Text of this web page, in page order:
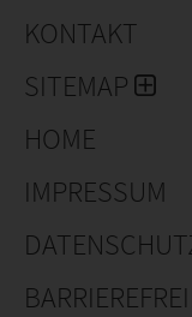
KONTAKT
SITEMAP
HOME
IMPRESSUM